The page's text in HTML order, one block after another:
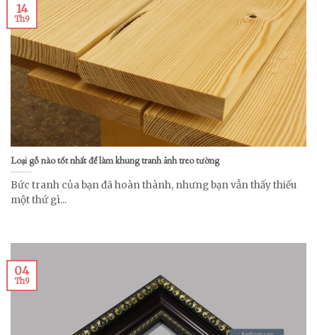
Loại gỗ nào tốt nhất để làm khung tranh ảnh treo tường
Bức tranh của bạn đã hoàn thành, nhưng bạn vẫn thấy thiếu
một thứ gì...
14
Th9
04
Th9